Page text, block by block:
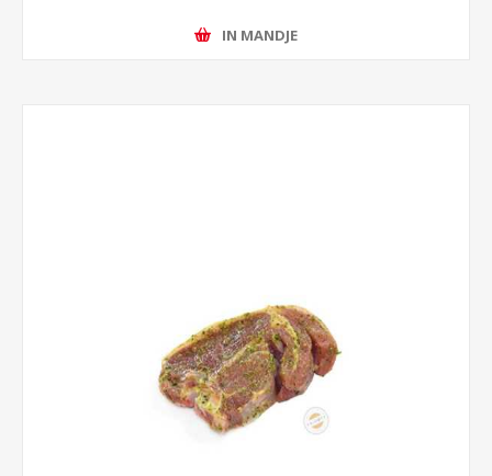
IN MANDJE